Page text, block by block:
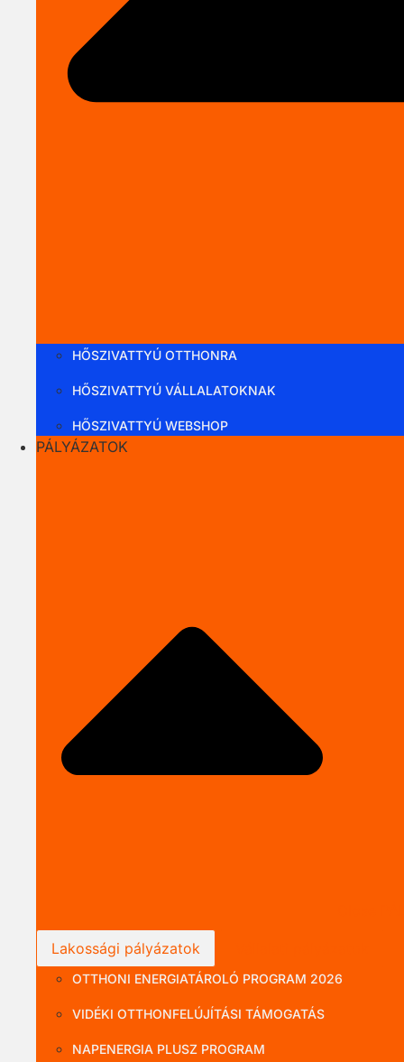
HŐSZIVATTYÚ OTTHONRA
HŐSZIVATTYÚ VÁLLALATOKNAK
HŐSZIVATTYÚ WEBSHOP
PÁLYÁZATOK
Lakossági pályázatok
OTTHONI ENERGIATÁROLÓ PROGRAM 2026
VIDÉKI OTTHONFELÚJÍTÁSI TÁMOGATÁS
NAPENERGIA PLUSZ PROGRAM